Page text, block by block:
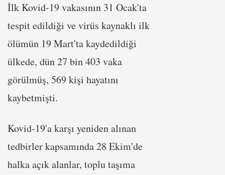
İlk Kovid-19 vakasının 31 Ocak'ta
tespit edildiği ve virüs kaynaklı ilk
ölümün 19 Mart'ta kaydedildiği
ülkede, dün 27 bin 403 vaka
görülmüş, 569 kişi hayatını
kaybetmişti.
Kovid-19'a karşı yeniden alınan
tedbirler kapsamında 28 Ekim'de
halka açık alanlar, toplu taşıma